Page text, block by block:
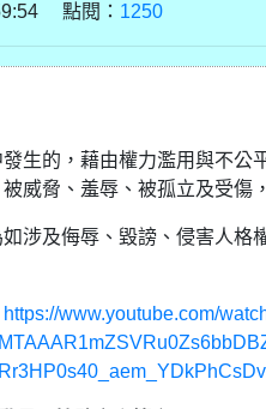
點閱： 1250
生的，藉由權力濫用與不
威脅、羞辱、被孤立及受傷
涉及侮辱、毀謗、侵害人格
https://www.youtube.com/